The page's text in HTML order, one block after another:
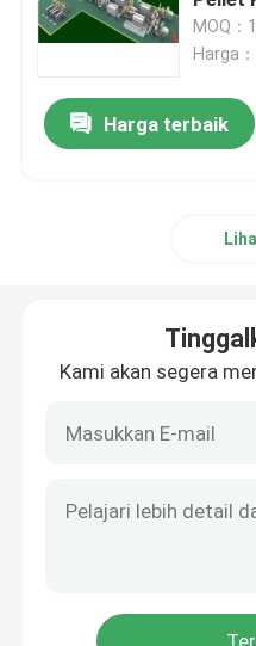
Mesin Pellet Kayu
Lini produksi pelet
Penghancur Hammer
Peralatan Pengeringan
Pendingin Pelet
MOQ：
Harga
Harga terbaik
Kami akan segera